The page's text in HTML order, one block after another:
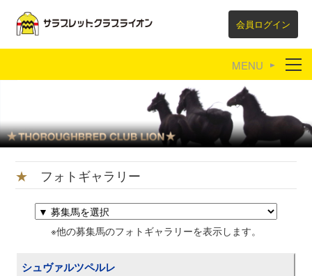
会員ログイン
育成牧場紹介
★ フォトギャラリー
※他の募集馬のフォトギャラリーを表示します。
シュヴァルツペルレ